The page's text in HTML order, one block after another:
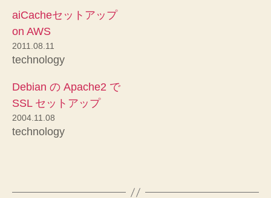
aiCacheセットアップ
on AWS
2011.08.11
technology
Debian の Apache2 で
SSL セットアップ
2004.11.08
technology